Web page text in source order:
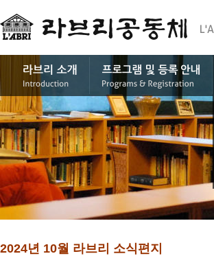
2024년 10월 라브리 소식편지